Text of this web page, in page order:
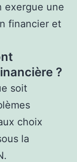
exergue une
financier et
?
soit
choix
la